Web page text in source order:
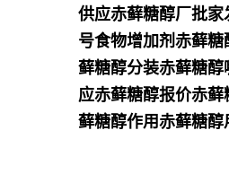
供应赤藓糖醇厂批
号食物增加剂赤藓
藓糖醇分装赤藓糖
应赤藓糖醇报价赤
藓糖醇作用赤藓糖